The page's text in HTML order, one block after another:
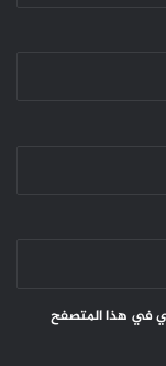
في هذا المتصفح